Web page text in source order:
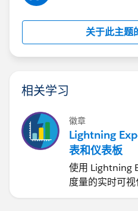
关于此主题
相关学习
徽章
Lightning
表和仪表板
使用 Lightning
度量的实时可视